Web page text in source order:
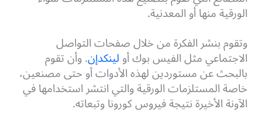
الورقية منها أو المعدنية.
وتقوم بنشر الفكرة من خلال صفحات التواصل
الاجتماعي مثل الفيس بوك أولينكدإن. وأن تقوم
بالبحث عن مستوردين لهذه الأدوات أو حتى مصنعين،
خاصة المستلزمات الورقية والتي انتشر استخدامها في
الآونة الأخيرة نتيجة فيروس كورونا وتبعاته.